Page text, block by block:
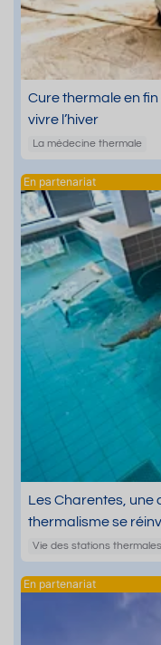
Cure thermale en fin
vivre l’hiver
La médecine thermale
Les Charentes, une
thermalisme se
Vie des stations thermales